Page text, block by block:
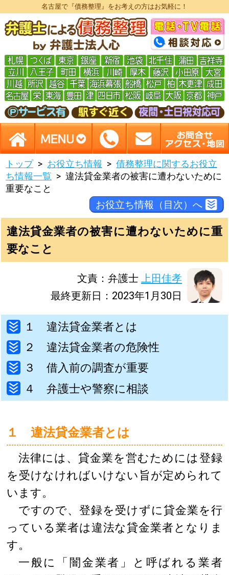
名古屋で『債務整理』をお考えの方はお気軽に！
トップ お役立ち情報
債務整理に関するお役立
ち情報一覧
違法貸金業者の被害に遭わないために
重要なこと
お役立ち情報（目次）へ
違法貸金業者の被害に遭わないために重
要なこと
文責：弁護士 上田佳孝
最終更新日：2023年1月30日
１ 違法貸金業者とは
２ 違法貸金業者の危険性
３ 借入前の調査が重要
４ 弁護士や警察に相談
１ 違法貸金業者とは
法律には、貸金業を営むためには登録
を受けなければいけない旨が定められて
います。
ですので、登録を受けずに貸金業を行
っている業者は違法な貸金業者となりま
す。
一般に「闇金業者」と呼ばれる業者